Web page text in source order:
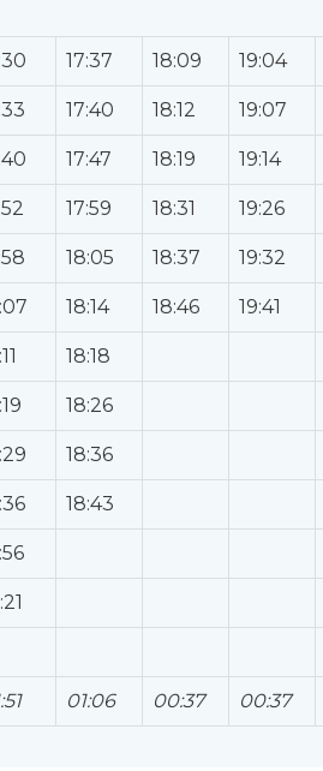
17:37 18:09 19:04
17:40 18:12 19:07
17:47 18:19 19:14
17:59 18:31 19:26
18:05 18:37 19:32
18:14 18:46 19:41
18:18
18:26
18:36
18:43
01:06 00:37 00:37